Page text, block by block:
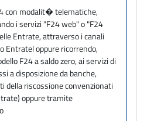
con modalit� telematiche,
i servizi "F24 web" o "F24
Entrate, attraverso i canali
Entratel oppure ricorrendo,
F24 a saldo zero, ai servizi di
a disposizione da banche,
della riscossione convenzionati
oppure tramite